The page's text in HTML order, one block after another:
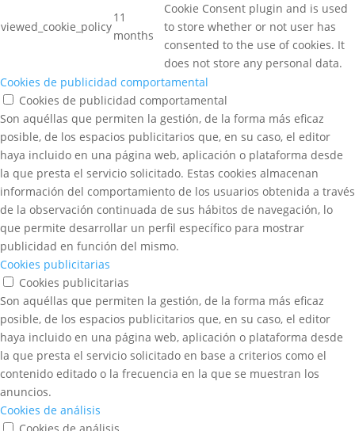
viewed_cookie_policy
11
months
Cookie Consent plugin and is used
to store whether or not user has
consented to the use of cookies. It
does not store any personal data.
Cookies de publicidad comportamental
Cookies de publicidad comportamental
Son aquéllas que permiten la gestión, de la forma más eficaz
posible, de los espacios publicitarios que, en su caso, el editor
haya incluido en una página web, aplicación o plataforma desde
la que presta el servicio solicitado. Estas cookies almacenan
información del comportamiento de los usuarios obtenida a través
de la observación continuada de sus hábitos de navegación, lo
que permite desarrollar un perfil específico para mostrar
publicidad en función del mismo.
Cookies publicitarias
Cookies publicitarias
Son aquéllas que permiten la gestión, de la forma más eficaz
posible, de los espacios publicitarios que, en su caso, el editor
haya incluido en una página web, aplicación o plataforma desde
la que presta el servicio solicitado en base a criterios como el
contenido editado o la frecuencia en la que se muestran los
anuncios.
Cookies de análisis